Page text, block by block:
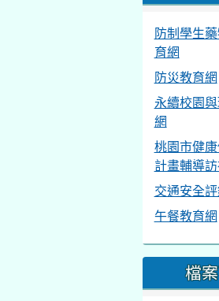
防制學生
育網
防災教育網
永續校園
網
桃園市健
計畫輔導
交通安全
午餐教育網
檔